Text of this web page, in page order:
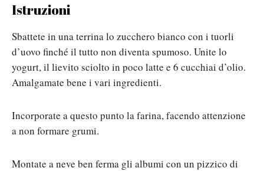
Istruzioni
Sbattete in una terrina lo zucchero bianco con i tuorli
d’uovo finché il tutto non diventa spumoso. Unite lo
yogurt, il lievito sciolto in poco latte e 6 cucchiai d’olio.
Amalgamate bene i vari ingredienti.
Incorporate a questo punto la farina, facendo attenzione
a non formare grumi.
Montate a neve ben ferma gli albumi con un pizzico di